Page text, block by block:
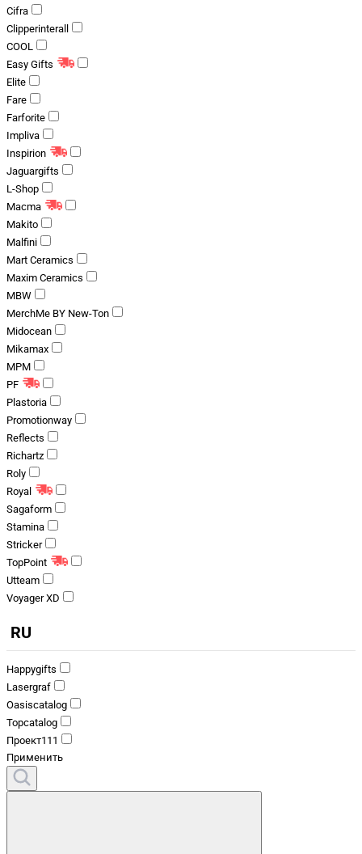
Cifra
Clipperinterall
COOL
Easy Gifts
Elite
Fare
Farforite
Impliva
Inspirion
Jaguargifts
L-Shop
Macma
Makito
Malfini
Mart Ceramics
Maxim Ceramics
MBW
MerchMe BY New-Ton
Midocean
Mikamax
MPM
PF
Plastoria
Promotionway
Reflects
Richartz
Roly
Royal
Sagaform
Stamina
Stricker
TopPoint
Utteam
Voyager XD
RU
Happygifts
Lasergraf
Oasiscatalog
Topcatalog
Проект111
Применить